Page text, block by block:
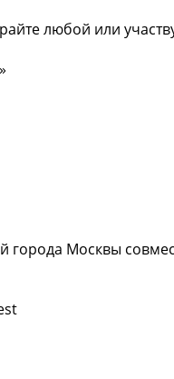
любой или
города Москвы